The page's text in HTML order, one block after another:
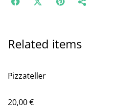
Related items
Pizzateller
20,00 €